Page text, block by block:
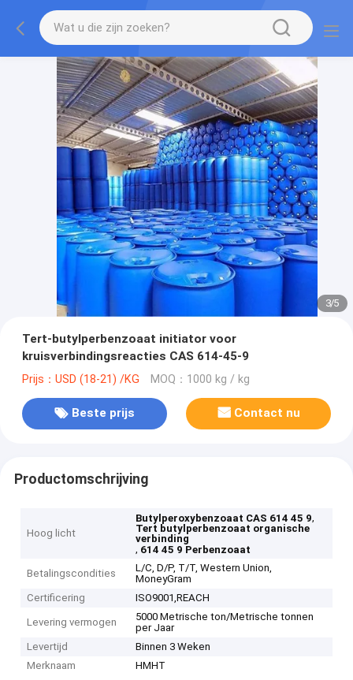
3/5
Tert-butylperbenzoaat initiator voor
kruisverbindingsreacties CAS 614-45-9
Prijs：USD (18-21) /KG MOQ：1000 kg / kg
Beste prijs Contact nu
Productomschrijving
Hoog licht
Butylperoxybenzoaat CAS 614 45 9,
Tert butylperbenzoaat organische
verbinding
, 614 45 9 Perbenzoaat
Betalingscondities
L/C, D/P, T/T, Western Union,
MoneyGram
Certificering
ISO9001,REACH
Levering vermogen
5000 Metrische ton/Metrische tonnen
per Jaar
Levertijd
Binnen 3 Weken
Merknaam
HMHT